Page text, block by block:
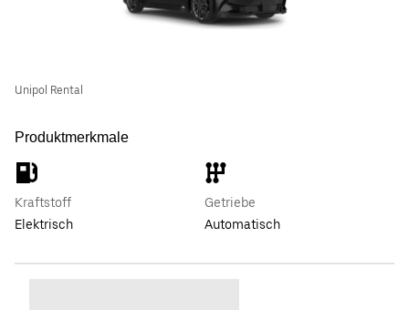
Unipol Rental
Produktmerkmale
Kraftstoff
Elektrisch
Getriebe
Automatisch